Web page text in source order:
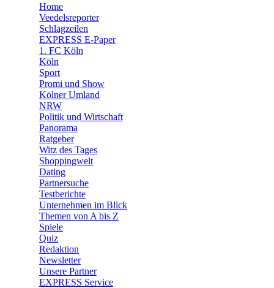
🛒 Shoppingwelt
Home
Veedelsreporter
Schlagzeilen
EXPRESS E-Paper
1. FC Köln
Köln
Sport
Promi und Show
Kölner Umland
NRW
Politik und Wirtschaft
Panorama
Ratgeber
Witz des Tages
Shoppingwelt
Dating
Partnersuche
Testberichte
Unternehmen im Blick
Themen von A bis Z
Spiele
Quiz
Redaktion
Newsletter
Unsere Partner
EXPRESS Service